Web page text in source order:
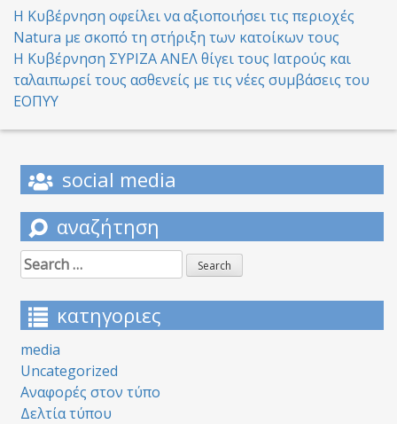
Post
navigation
Η Κυβέρνηση οφείλει να αξιοποιήσει τις περιοχές
Natura με σκοπό τη στήριξη των κατοίκων τους
Η Κυβέρνηση ΣΥΡΙΖΑ ΑΝΕΛ θίγει τους Ιατρούς και
ταλαιπωρεί τους ασθενείς με τις νέες συμβάσεις του
ΕΟΠΥΥ
social media
αναζήτηση
Search
for:
κατηγοριες
media
Uncategorized
Αναφορές στον τύπο
Δελτία τύπου